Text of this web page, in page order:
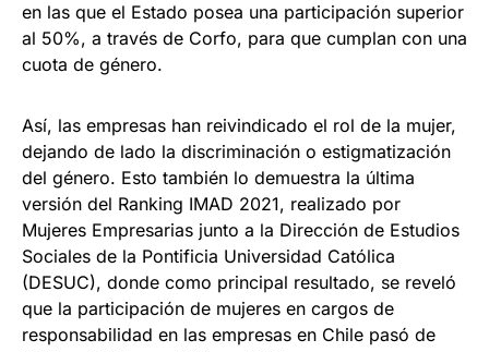
en las que el Estado posea una participación superior
al 50%, a través de Corfo, para que cumplan con una
cuota de género.
Así, las empresas han reivindicado el rol de la mujer,
dejando de lado la discriminación o estigmatización
del género. Esto también lo demuestra la última
versión del Ranking IMAD 2021, realizado por
Mujeres Empresarias junto a la Dirección de Estudios
Sociales de la Pontificia Universidad Católica
(DESUC), donde como principal resultado, se reveló
que la participación de mujeres en cargos de
responsabilidad en las empresas en Chile pasó de